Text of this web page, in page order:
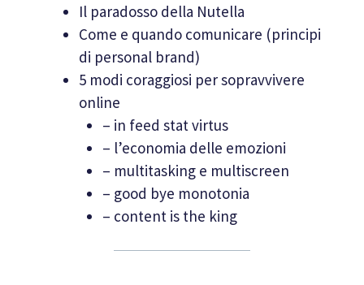
Il paradosso della Nutella
Come e quando comunicare (principi
di personal brand)
5 modi coraggiosi per sopravvivere
online
– in feed stat virtus
– l’economia delle emozioni
– multitasking e multiscreen
– good bye monotonia
– content is the king